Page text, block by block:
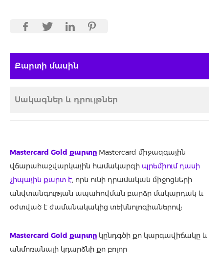
Քարտի մասին
Սակագներ և դրույթներ
Mastercard Gold քարտը Mastercard միջազգային
վճարահաշվարկային համակարգի պրեմիում դասի
չիպային քարտ է, որն ունի դրամական միջոցների
անվտանգության ապահովման բարձր մակարդակ և
օժտված է ժամանակակից տեխնոլոգիաներով:
Mastercard Gold քարտը կընդգծի քո կարգավիճակը և
անմոռանալի կդարձնի քո բոլոր